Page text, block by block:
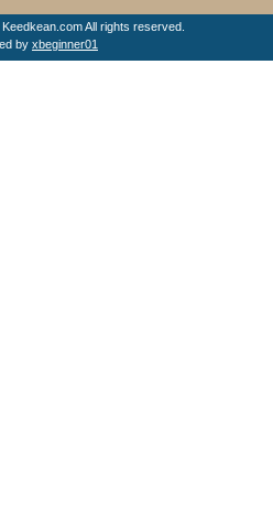
All rights reserved.
by xbeginner01